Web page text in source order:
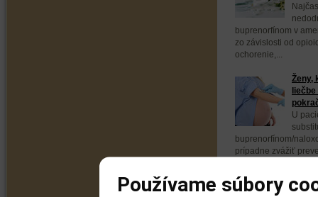
buprenorfínom v
zo závislosti od
ochorenie,...
Ženy,
liečbe
U
buprenorfínom/
prípadne zvážiť
Používame súbory